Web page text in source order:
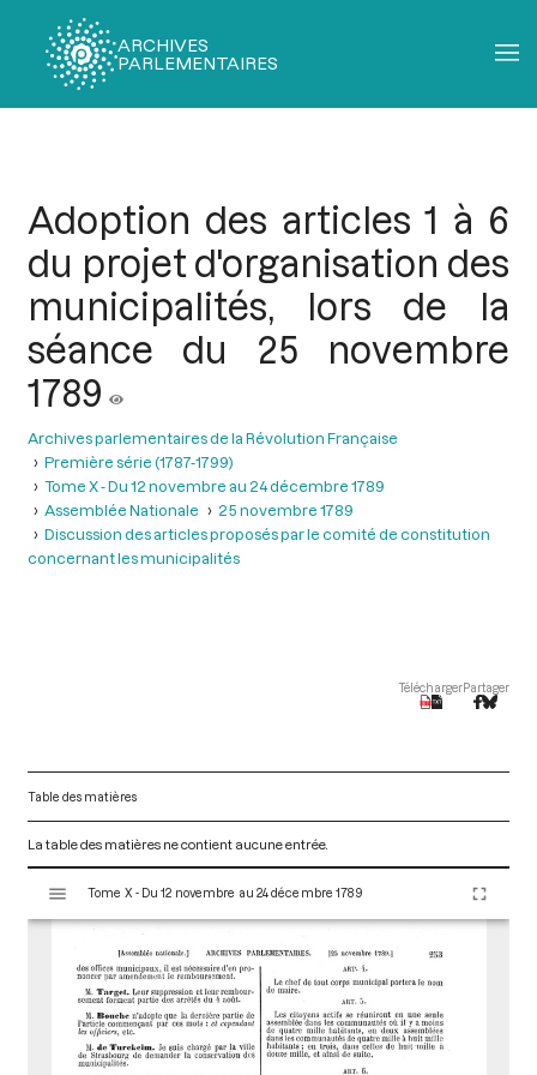
ARCHIVES
PARLEMENTAIRES
Adoption des articles 1 à 6
du projet d'organisation des
municipalités, lors de la
séance du 25 novembre
1789
Archives parlementaires de la Révolution Française
Première série (1787-1799)
Tome X - Du 12 novembre au 24 décembre 1789
Assemblée Nationale
25 novembre 1789
Discussion des articles proposés par le comité de constitution
concernant les municipalités
TéléchargerPartager
Table des matières
La table des matières ne contient aucune entrée.
s
Tome X - Du 12 novembre au 24 décembre 1789